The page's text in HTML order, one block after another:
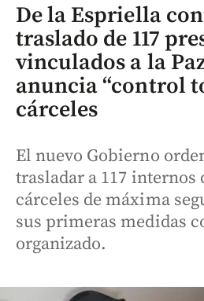
De la Espriella
traslado de 117
vinculados a la
anuncia “control
cárceles
El nuevo Gobierno
trasladar a 117
cárceles de máxima
sus primeras medidas
organizado.